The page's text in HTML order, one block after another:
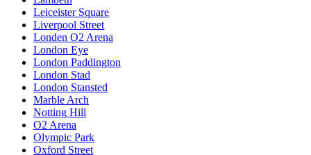
Leiceister Square
Liverpool Street
Londen O2 Arena
London Eye
London Paddington
London Stad
London Stansted
Marble Arch
Notting Hill
O2 Arena
Olympic Park
Oxford Street